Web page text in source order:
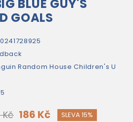
BLUE GUY'S
GOALS
Random House Children's U
Kč 186 Kč SLEVA 15%